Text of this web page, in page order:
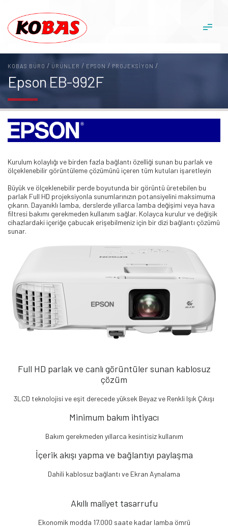
KOBAS BÜRO / ÜRÜNLER / EPSON / PROJEKSIYON /
Epson EB-992F
Kurulum kolaylığı ve birden fazla bağlantı özelliği sunan bu parlak ve
ölçeklenebilir görüntüleme çözümünü içeren tüm kutuları işaretleyin
Büyük ve ölçeklenebilir perde boyutunda bir görüntü üretebilen bu
parlak Full HD projeksiyonla sunumlarınızın potansiyelini maksimuma
çıkarın. Dayanıklı lamba, derslerde yıllarca lamba değişimi veya hava
filtresi bakımı gerekmeden kullanım sağlar. Kolayca kurulur ve değişik
cihazlardaki içeriğe çabucak erişebilmeniz için bir dizi bağlantı çözümü
sunar.
Full HD parlak ve canlı görüntüler sunan kablosuz
çözüm
3LCD teknolojisi ve eşit derecede yüksek Beyaz ve Renkli Işık Çıkışı
Minimum bakım ihtiyacı
Bakım gerekmeden yıllarca kesintisiz kullanım
İçerik akışı yapma ve bağlantıyı paylaşma
Dahili kablosuz bağlantı ve Ekran Aynalama
Akıllı maliyet tasarrufu
Ekonomik modda 17.000 saate kadar lamba ömrü